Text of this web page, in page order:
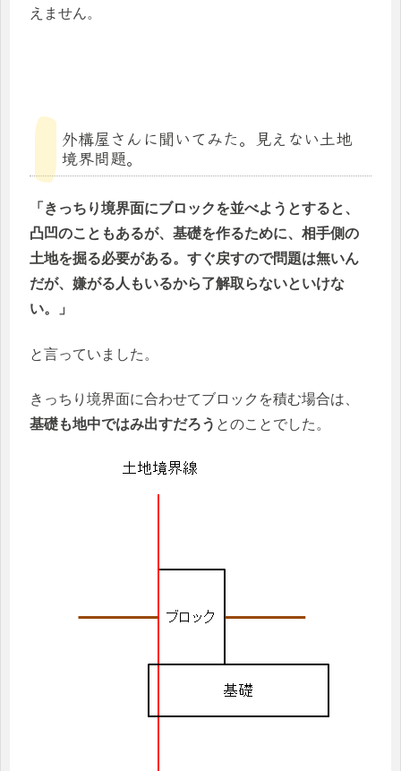
えません。
外構屋さんに聞いてみた。見えない土地
境界問題。
「きっちり境界面にブロックを並べようとすると、
凸凹のこともあるが、基礎を作るために、相手側の
土地を掘る必要がある。すぐ戻すので問題は無いん
だが、嫌がる人もいるから了解取らないといけな
い。」
と言っていました。
きっちり境界面に合わせてブロックを積む場合は、
基礎も地中ではみ出すだろう とのことでした。